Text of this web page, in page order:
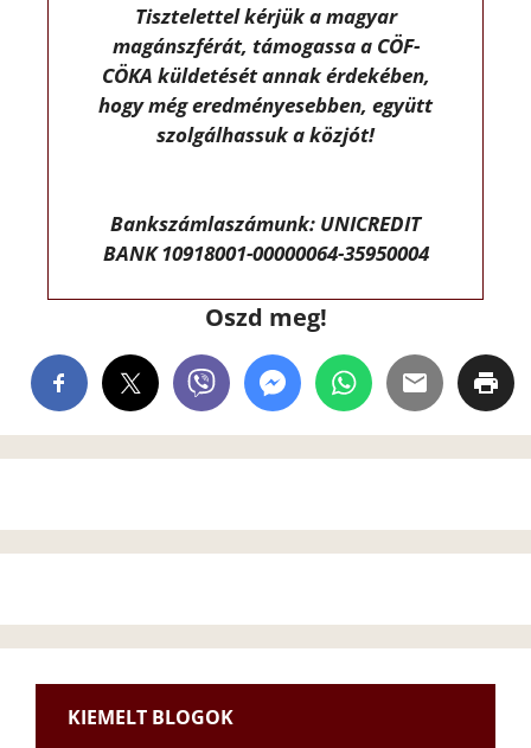
Tisztelettel kérjük a magyar
magánszférát, támogassa a CÖF-
CÖKA küldetését annak érdekében,
hogy még eredményesebben, együtt
szolgálhassuk a közjót!
Bankszámlaszámunk: UNICREDIT
BANK 10918001-00000064-35950004
Oszd meg!
KIEMELT BLOGOK